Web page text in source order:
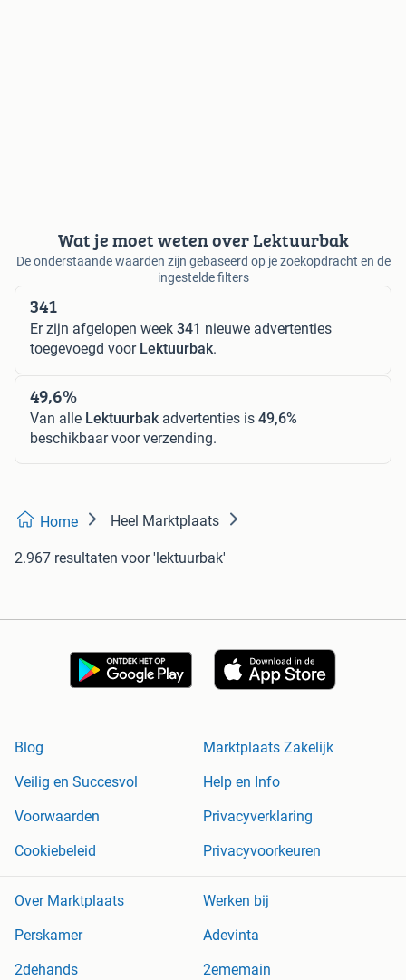
Wat je moet weten over Lektuurbak
De onderstaande waarden zijn gebaseerd op je zoekopdracht en de
ingestelde filters
341
Er zijn afgelopen week 341 nieuwe advertenties
toegevoegd voor Lektuurbak.
49,6%
Van alle Lektuurbakadvertenties is 49,6%
beschikbaar voor verzending.
Home Heel Marktplaats
2.967 resultaten voor 'lektuurbak'
Blog
Marktplaats Zakelijk
Veilig en Succesvol
Help en Info
Voorwaarden
Privacyverklaring
Cookiebeleid
Privacyvoorkeuren
Over Marktplaats
Werken bij
Perskamer
Adevinta
2dehands
2ememain